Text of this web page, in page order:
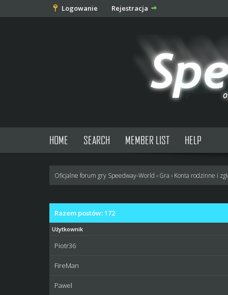
Logowanie Rejestracja
HOME SEARCH MEMBER LIST HELP
Oficjalne forum gry Speedway-World › Gra › Konta rodzinne i
Razem postów: 172
Użytkownik
Piotr36
FireMan
Pawel